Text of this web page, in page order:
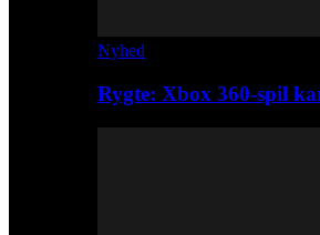
Nyhed
Rygte: Xbox 360-spil